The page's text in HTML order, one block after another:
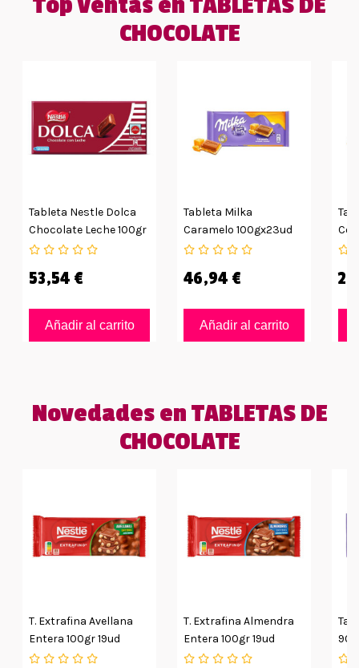
CHOCOLATE
Tableta Nestle Dolca
Chocolate Leche 100gr
34ud
53,54 €
Añadir al carrito
Tableta Milka
Caramelo 100gx23ud
46,94 €
Añadir al carrito
Novedades en TABLETAS DE
CHOCOLATE
T. Extrafina Avellana
Entera 100gr 19ud
T. Extrafina Almendra
Entera 100gr 19ud